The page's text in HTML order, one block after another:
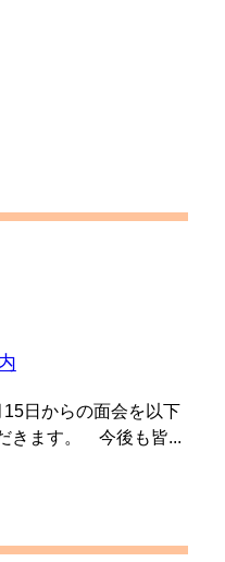
日からの面会を以下
きます。 今後も皆...